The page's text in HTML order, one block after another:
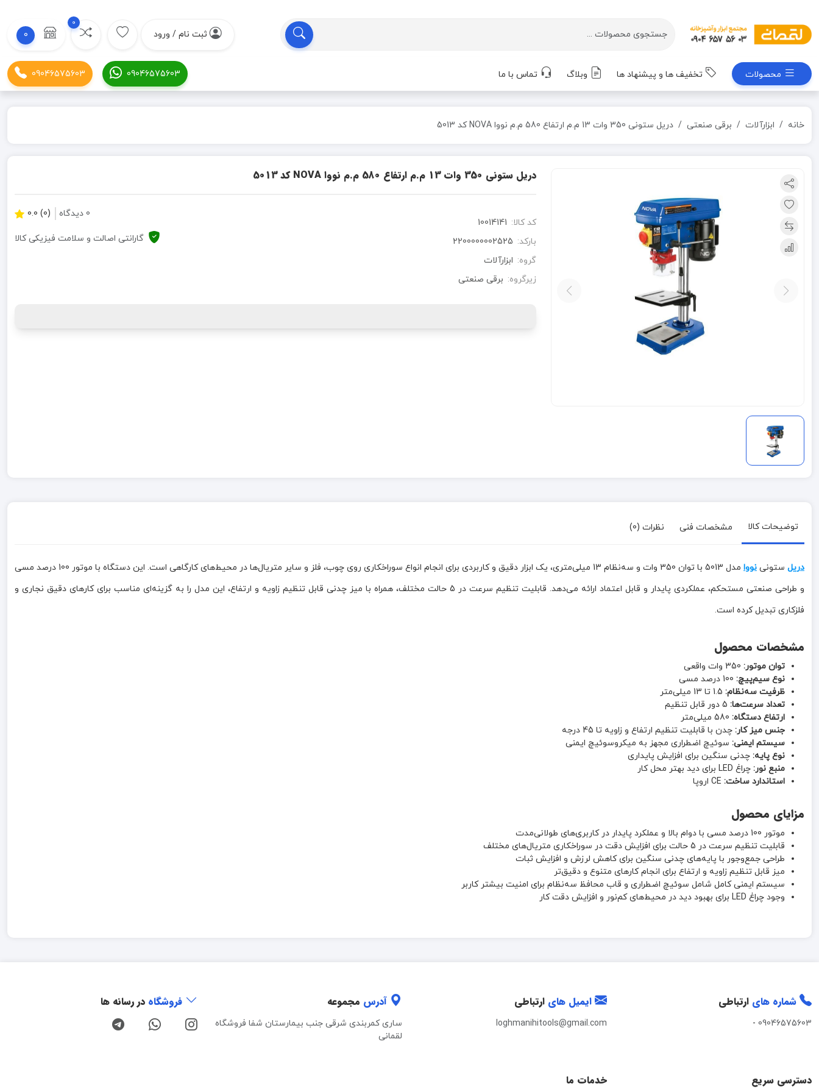
ثبت نام / ورود
0
0
محصولات تخفیف ها و پیشنهاد ها وبلاگ تماس با ما 09046575603
09046575603
خانه ابزارآلات برقی صنعتی دریل ستونی 350 وات 13 م.م ارتفاع 580 م.م نووا NOVA کد 5013
دریل ستونی 350 وات 13 م.م ارتفاع 580 م.م نووا NOVA کد 5013
کد کالا: 10014141
بارکد: 2200000002525
گروه: ابزارآلات
زیرگروه: برقی صنعتی
0 دیدگاه (0) 0.0
گارانتی اصالت و سلامت فیزیکی کالا
توضیحات کالا مشخصات فنی نظرات (0)
دریل ستونی نووا
مدل 5013 با توان 350 وات و سه‌نظام 13 میلی‌متری، یک ابزار دقیق و کاربردی برای انجام انواع سوراخکاری روی چوب، فلز و سایر متریال‌ها در محیط‌های کارگاهی است. این دستگاه با موتور 100 درصد مسی
و طراحی صنعتی مستحکم، عملکردی پایدار و قابل اعتماد ارائه می‌دهد. قابلیت تنظیم سرعت در 5 حالت مختلف، همراه با میز چدنی قابل تنظیم زاویه و ارتفاع، این مدل را به گزینه‌ای مناسب برای کارهای دقیق نجاری و
فلزکاری تبدیل کرده است.
مشخصات محصول
توان موتور:
نوع سیم‌پیچ:
ظرفیت سه‌نظام:
تعداد سرعت‌ها:
ارتفاع دستگاه:
جنس میز کار: چدن با قابلیت تنظیم ارتفاع و زاویه تا 45 درجه
سیستم ایمنی: سوئیچ اضطراری مجهز به میکروسوئیچ ایمنی
نوع پایه: چدنی سنگین برای افزایش پایداری
منبع نور: چراغ LED برای دید بهتر محل کار
استاندارد ساخت:
مزایای محصول
موتور 100 درصد مسی با دوام بالا و عملکرد پایدار در کاربری‌های طولانی‌مدت
قابلیت تنظیم سرعت در 5 حالت برای افزایش دقت در سوراخکاری متریال‌های مختلف
طراحی جمع‌وجور با پایه‌های چدنی سنگین برای کاهش لرزش و افزایش ثبات
میز قابل تنظیم زاویه و ارتفاع برای انجام کارهای متنوع و دقیق‌تر
سیستم ایمنی کامل شامل سوئیچ اضطراری و قاب محافظ سه‌نظام برای امنیت بیشتر کاربر
وجود چراغ LED برای بهبود دید در محیط‌های کم‌نور و افزایش دقت کار
شماره های ارتباطی
09046575603
-
ایمیل های ارتباطی
loghmanihitools@gmail.com
آدرس مجموعه
ساری کمربندی شرقی جنب بیمارستان شفا فروشگاه
لقمانی
فروشگاه در رسانه ها
دسترسی سریع خدمات ما